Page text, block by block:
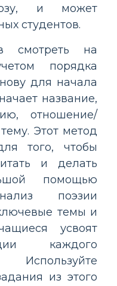
и может
студентов.
смотреть на
порядка
для начала
название,
отношение/
Этот метод
того, чтобы
и делать
помощью
поэзии
темы и
усвоят
каждого
из этого